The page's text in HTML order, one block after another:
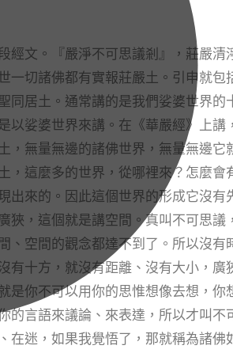
文。『嚴淨不可思議剎』，莊嚴清
一切諸佛都有實報莊嚴土。引申就包
同居土。通常講的是我們娑婆世界的
以娑婆世界來講。在《華嚴經》上講
，無量無邊的諸佛世界，無量無邊它
，這麼多的世界，從哪裡來？怎麼會
出來的。因此這個世界的形成它沒有
狹，這個就是講空間。真叫不可思議
、空間的觀念都達不到了。所以沒有
有十方，就沒有距離、沒有大小，廣
是你不可以用你的思惟想像去想，你
的言語來議論、來表達，所以才叫不
在迷，如果我覺悟了，那就稱為諸佛